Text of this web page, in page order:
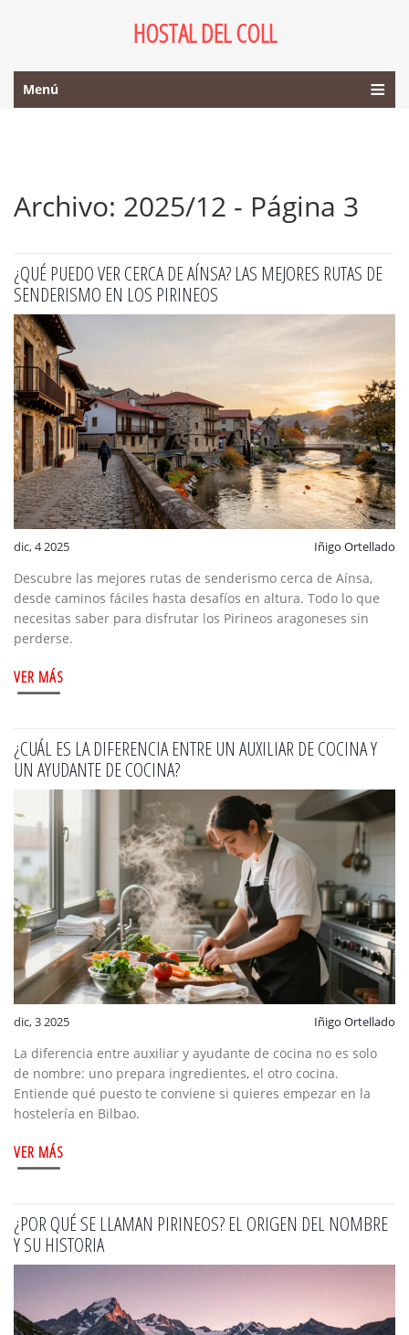
HOSTAL DEL COLL
Menú
Archivo: 2025/12 - Página 3
¿QUÉ PUEDO VER CERCA DE AÍNSA? LAS MEJORES RUTAS DE
SENDERISMO EN LOS PIRINEOS
dic, 4 2025 Iñigo Ortellado
Descubre las mejores rutas de senderismo cerca de Aínsa,
desde caminos fáciles hasta desafíos en altura. Todo lo que
necesitas saber para disfrutar los Pirineos aragoneses sin
perderse.
VER MÁS
¿CUÁL ES LA DIFERENCIA ENTRE UN AUXILIAR DE COCINA Y
UN AYUDANTE DE COCINA?
dic, 3 2025 Iñigo Ortellado
La diferencia entre auxiliar y ayudante de cocina no es solo
de nombre: uno prepara ingredientes, el otro cocina.
Entiende qué puesto te conviene si quieres empezar en la
hostelería en Bilbao.
VER MÁS
¿POR QUÉ SE LLAMAN PIRINEOS? EL ORIGEN DEL NOMBRE
Y SU HISTORIA